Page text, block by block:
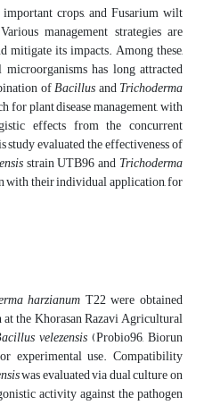
crops, and Fusarium wilt
management strategies are
mitigate its impacts. Among these,
has long attracted
ofBacillusandTrichoderma
for plant disease management, with
effects from the concurrent
evaluated the effectiveness of
strain UTB96 andTrichoderma
with their individual application, for
harzianum T22 were obtained
the Khorasan Razavi Agricultural
velezensis(Probio96, Biorun
experimental use. Compatibility
was evaluated via dual culture on
activity against the pathogen